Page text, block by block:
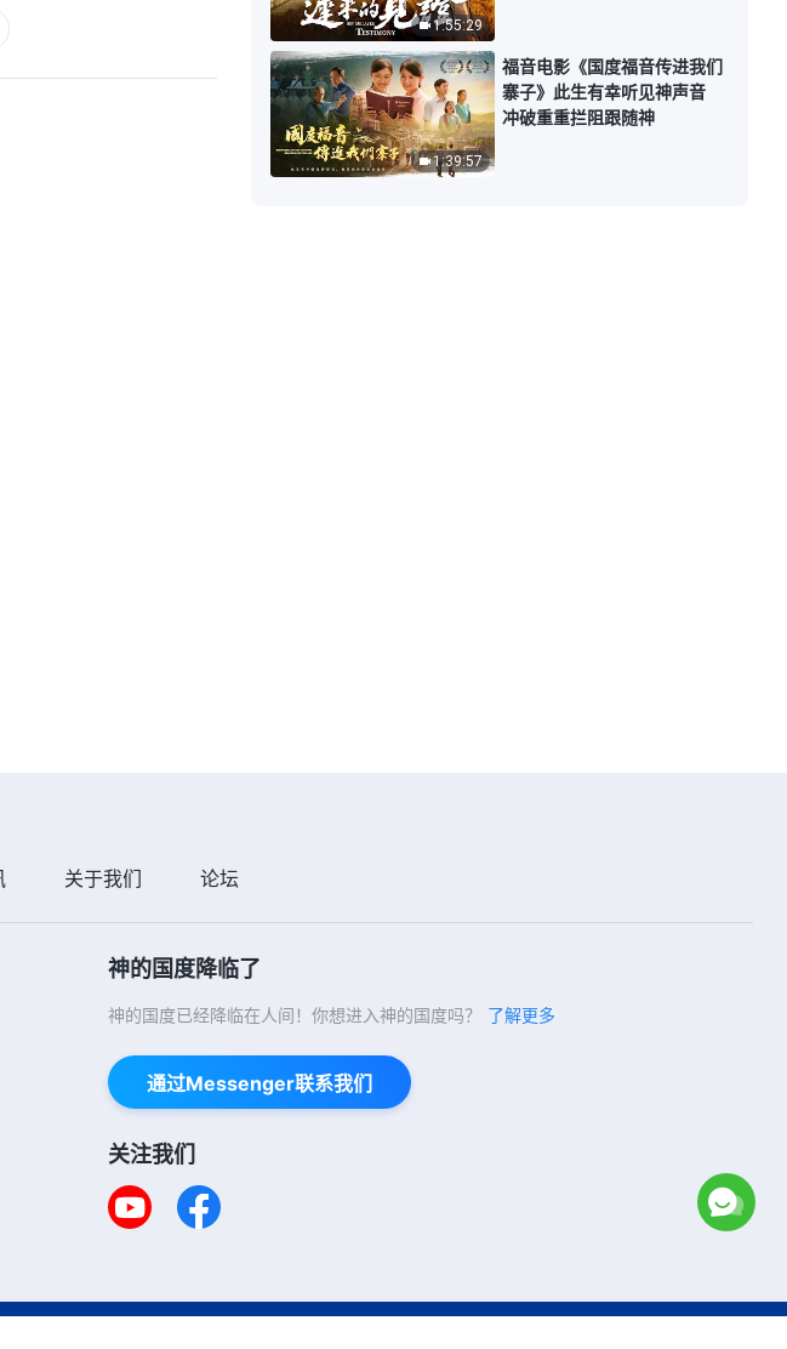
9:17
11:15
每日神话 - 认识神系列 选段199
1:55:29
1:39:57
福音电影《国度福音传进我们
寨子》此生有幸听见神声音
冲破重重拦阻跟随神
关于我们 论坛
神的国度降临了
神的国度已经降临在人间！你想进入神的国度吗？ 了解更多
通过Messenger联系我们
关注我们